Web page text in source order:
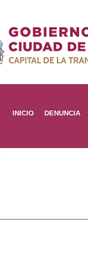
INICIO DENUNCIA